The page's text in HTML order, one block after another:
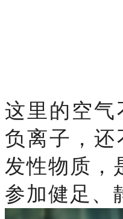
这里的空
负离子，
发性物质，
参加健足、